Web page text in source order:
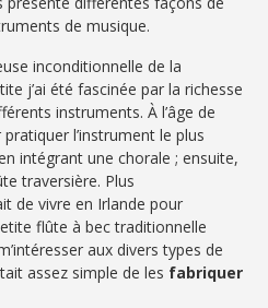
de musique.
inconditionnelle de la
j’ai été fascinée par la richesse
instruments. À l’âge de
l’instrument le plus
intégrant une chorale ; ensuite,
traversière. Plus
de vivre en Irlande pour
flûte à bec traditionnelle
aux divers types de
assez simple de les fabriquer